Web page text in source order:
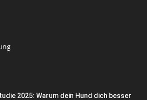
2025: Warum dein Hund dich besser